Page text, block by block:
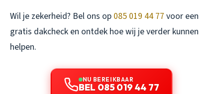
Wil je zekerheid? Bel ons op 085 019 44 77 voor een
gratis dakcheck en ontdek hoe wij je verder kunnen
helpen.
NU BEREIKBAAR
BEL 085 019 44 77